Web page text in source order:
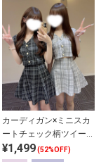
カーディガン×ミニスカ
ートチェック柄ツイード
セットアップ
¥1,499(52%OFF)